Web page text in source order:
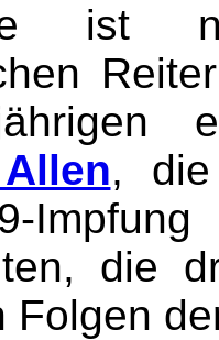
ist
,
19-
die
Folgen